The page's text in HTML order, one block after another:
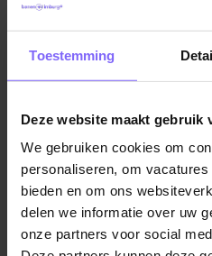
Toestemming
Deze website maakt gebruik
We gebruiken cookies om
personaliseren, om
bieden en om ons
delen we informatie over uw
onze partners voor social
verantwoordelijk is voor het
van financiële gegevens
Ze voeren taken uit zoals
rapporten, het verwerken
van boekhoudkundige
het opstellen van
rol bij het monitoren van de
een bedrijf en het